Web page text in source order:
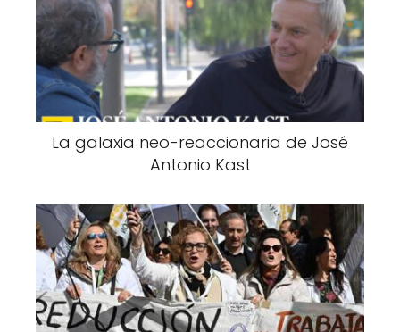
La galaxia neo-reaccionaria de José
Antonio Kast